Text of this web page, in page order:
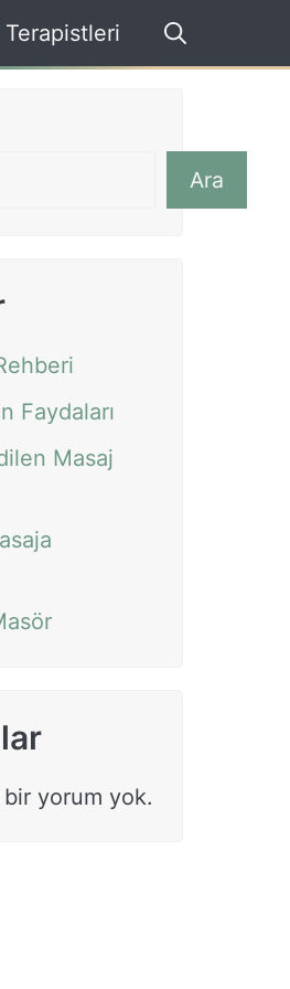
Terapistleri
Ara
Faydaları
Masaj
yorum yok.